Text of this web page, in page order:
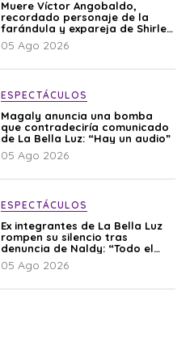
Muere Víctor Angobaldo,
recordado personaje de la
farándula y expareja de Shirley
Cherres
05 Ago 2026
ESPECTÁCULOS
Magaly anuncia una bomba
que contradeciría comunicado
de La Bella Luz: “Hay un audio”
05 Ago 2026
ESPECTÁCULOS
Ex integrantes de La Bella Luz
rompen su silencio tras
denuncia de Naldy: “Todo el
mundo lo sabía”
05 Ago 2026